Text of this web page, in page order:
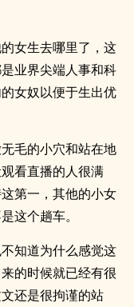
女生去哪里了，这
业界尖端人事和科
女奴以便于生出优
毛的小穴和站在地
看直播的人很满
第一，其他的小女
这个趟车。
知道为什么感觉这
的时候就已经有很
还是很拘谨的站